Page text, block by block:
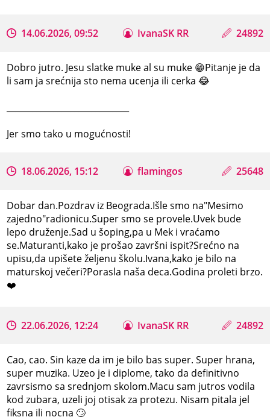
14.06.2026, 09:52 IvanaSK RR 24892
Dobro jutro. Jesu slatke muke al su muke 😁Pitanje je da
li sam ja srećnija sto nema ucenja ili cerka 😂
Jer smo tako u mogućnosti!
18.06.2026, 15:12 flamingos 25648
Dobar dan.Pozdrav iz Beograda.Išle smo na"Mesimo
zajedno"radionicu.Super smo se provele.Uvek bude
lepo druženje.Sad u šoping,pa u Mek i vraćamo
se.Maturanti,kako je prošao završni ispit?Srećno na
upisu,da upišete željenu školu.Ivana,kako je bilo na
maturskoj večeri?Porasla naša deca.Godina proleti brzo.
❤️
22.06.2026, 12:24 IvanaSK RR 24892
Cao, cao. Sin kaze da im je bilo bas super. Super hrana,
super muzika. Uzeo je i diplome, tako da definitivno
zavrsismo sa srednjom skolom.Macu sam jutros vodila
kod zubara, uzeli joj otisak za protezu. Nisam pitala jel
fiksna ili nocna 🙄